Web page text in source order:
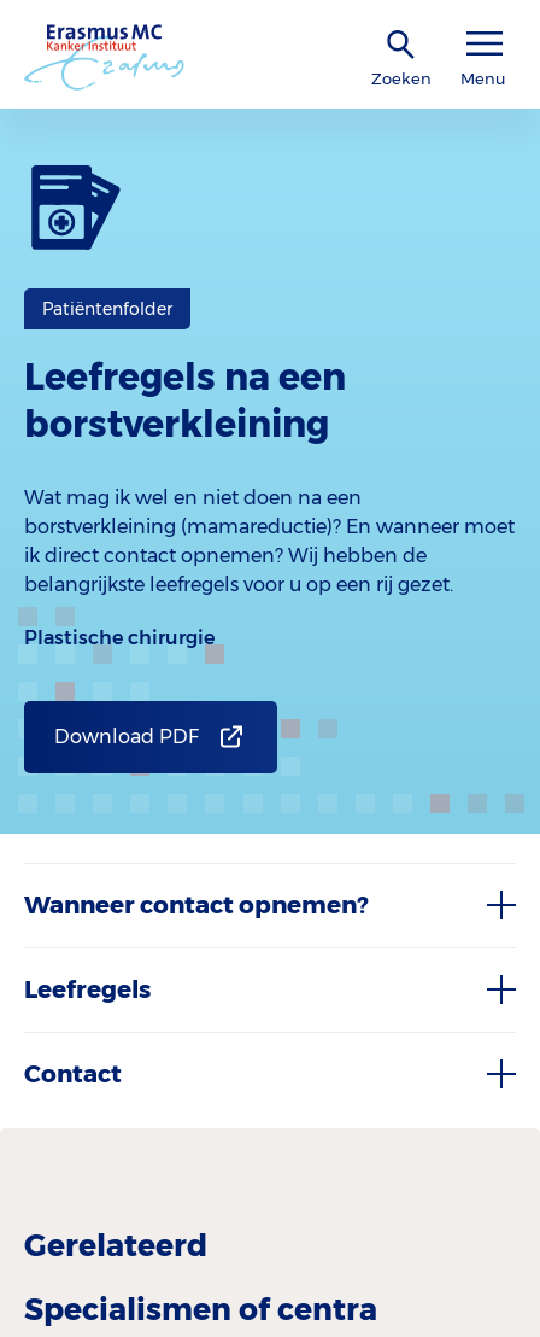
Zoeken Menu
Patiëntenfolder
Leefregels na een
borstverkleining
Wat mag ik wel en niet doen na een
borstverkleining (mamareductie)? En wanneer moet
ik direct contact opnemen? Wij hebben de
belangrijkste leefregels voor u op een rij gezet.
Plastische chirurgie
Download PDF
Wanneer contact opnemen?
Leefregels
Contact
Gerelateerd
Specialismen of centra